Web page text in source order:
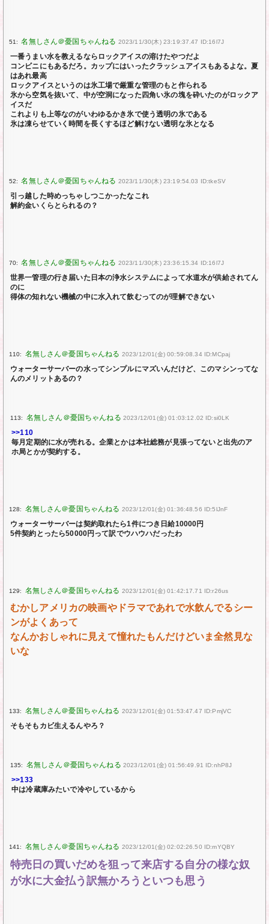
51: 2023/11/30(木) 23:19:37.47 ID:16l7J
一番うまい水を教えるならロックアイスの溶けたやつだよ
コンビニにもあるだろ。カップにはいったクラッシュアイスもあるよな。夏
はあれ最高
ロックアイスというのは氷工場で厳重な管理のもと作られる
氷から空気を抜いて、中が空洞になった四角い氷の塊を砕いたのがロックア
イスだ
これよりも上等なのがいわゆるかき氷で使う透明の氷である
氷は凍らせていく時間を長くするほど解けない透明な氷となる
52: 2023/11/30(木) 23:19:54.03 ID:tkeSV
引っ越した時めっちゃしつこかったなこれ
解約金いくらとられるの？
70: 2023/11/30(木) 23:36:15.34 ID:16l7J
世界一管理の行き届いた日本の浄水システムによって水道水が供給されてん
のに
得体の知れない機械の中に水入れて飲むってのが理解できない
110: 2023/12/01(金) 00:59:08.34 ID:MCpaj
ウォーターサーバーの水ってシンプルにマズいんだけど、このマシンってな
んのメリットあるの？
113: 2023/12/01(金) 01:03:12.02 ID:si0LK
>>110
毎月定期的に水が売れる。企業とかは本社総務が見張ってないと出先のア
ホ局とかが契約する。
128: 2023/12/01(金) 01:36:48.56 ID:5lJnF
ウォーターサーバーは契約取れたら1件につき日給10000円
5件契約とったら50000円って訳でウハウハだったわ
129: 2023/12/01(金) 01:42:17.71 ID:r26us
むかしアメリカの映画やドラマであれで水飲んでるシー
ンがよくあって
なんかおしゃれに見えて憧れたもんだけどいま全然見な
いな
133: 2023/12/01(金) 01:53:47.47 ID:PmjVC
そもそもカビ生えるんやろ？
135: 2023/12/01(金) 01:56:49.91 ID:nhP8J
>>133
中は冷蔵庫みたいで冷やしているから
141: 2023/12/01(金) 02:02:26.50 ID:mYQBY
特売日の買いだめを狙って来店する自分の様な奴
が水に大金払う訳無かろうといつも思う